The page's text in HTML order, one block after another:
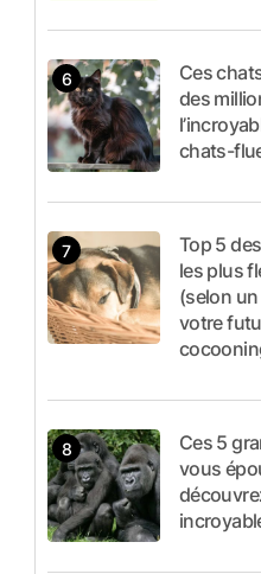
Ces
des
chats-
Top 5
les plus
(selon
votre
Ces 5
vous